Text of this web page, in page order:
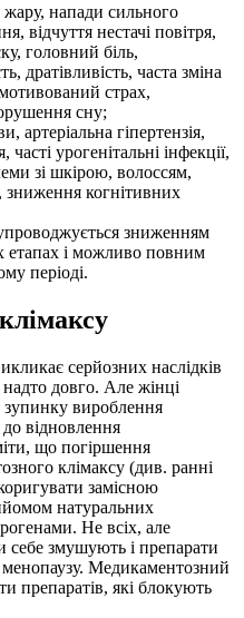
напади сильного
відчуття нестачі повітря,
головний біль,
дратівливість, часта зміна
страх,
сну;
артеріальна гіпертензія,
урогенітальні інфекції,
зі шкірою, волоссям,
зниження когнітивних
зниженням
етапах і можливо повним
періоді.
серйозних наслідків
довго. Але жінці
зупинку вироблення
до відновлення
що погіршення
клімаксу (див. ранні
замісною
натуральних
Не всіх, але
себе змушують і препарати
Медикаментозний
препаратів, які блокують